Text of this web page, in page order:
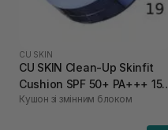
CU SKIN
CU SKIN Clean-Up Skinfit
Cushion SPF 50+ PA+++ 15 г
+ 15 г 19 тон
Кушон зі змінним блоком